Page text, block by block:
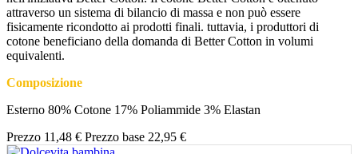
attraverso un sistema di bilancio di massa e non può essere
fisicamente ricondotto ai prodotti finali. tuttavia, i produttori di
cotone beneficiano della domanda di Better Cotton in volumi
equivalenti.
Composizione
Esterno 80% Cotone 17% Poliammide 3% Elastan
Prezzo 11,48 € Prezzo base 22,95 €